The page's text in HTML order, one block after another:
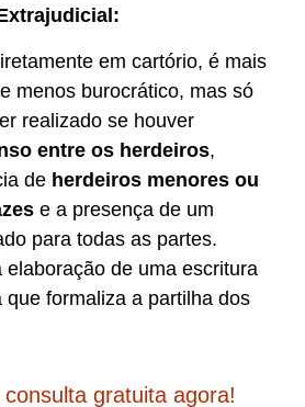
em cartório, é mais
menos burocrático, mas só
realizado se houver
entre os herdeiros,
de herdeiros menores ou
e a presença de um
para todas as partes.
elaboração de uma escritura
que formaliza a partilha dos
gratuita agora!